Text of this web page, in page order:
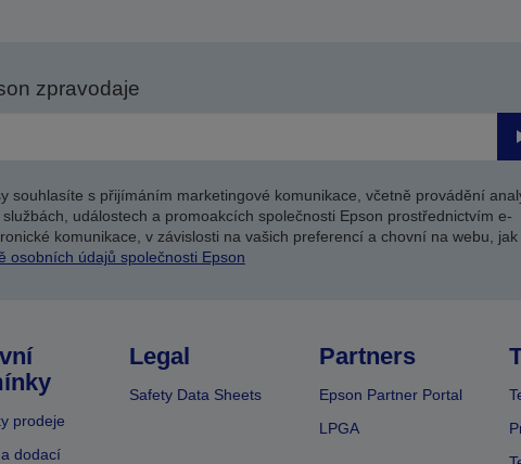
zpravodaje
souhlasíte s přijímáním marketingové komunikace, včetně provádění
událostech a promoakcích společnosti Epson prostřednictvím e-
komunikace, v závislosti na vašich preferencí a chovní na webu, jak
osobních údajů společnosti Epson
prodeje
dodací
Legal
Safety Data Sheets
Partners
Epson Partner Portal
LPGA